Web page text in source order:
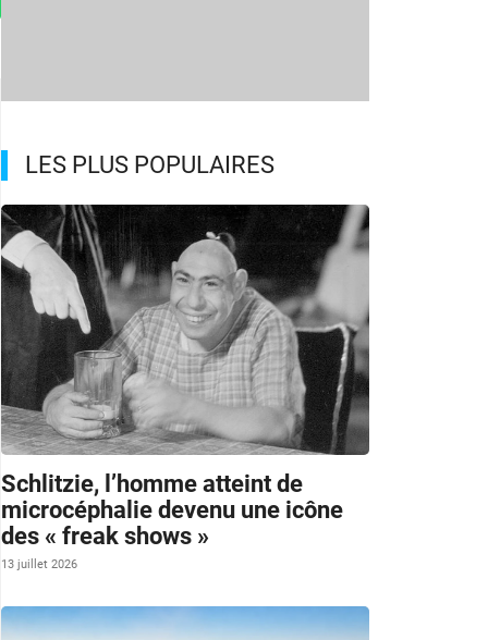
LES PLUS POPULAIRES
Schlitzie, l’homme atteint de
microcéphalie devenu une icône
des « freak shows »
13 juillet 2026